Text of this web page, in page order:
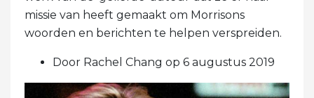
missie van heeft gemaakt om Morrisons
woorden en berichten te helpen verspreiden.
Door Rachel Chang op 6 augustus 2019